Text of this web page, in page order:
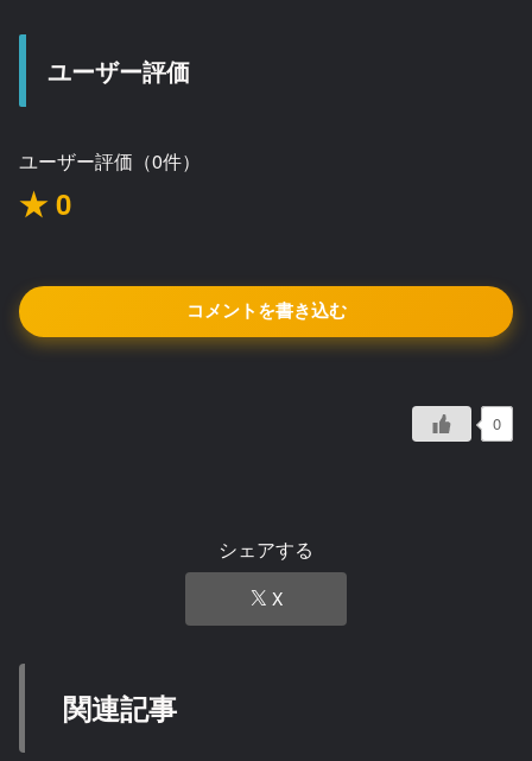
ユーザー評価
ユーザー評価（0件）
★ 0
コメントを書き込む
0
シェアする
X
関連記事